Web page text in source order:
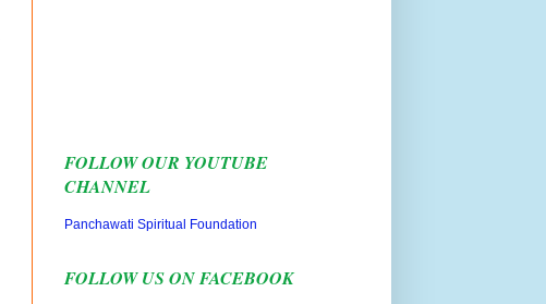
FOLLOW OUR YOUTUBE
CHANNEL
Panchawati Spiritual Foundation
FOLLOW US ON FACEBOOK